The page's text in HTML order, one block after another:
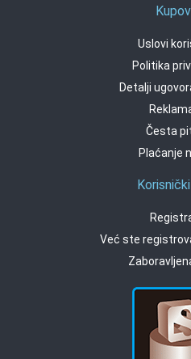
Uslovi
Politika
Detalji
Česta
Plaćanje
Već ste